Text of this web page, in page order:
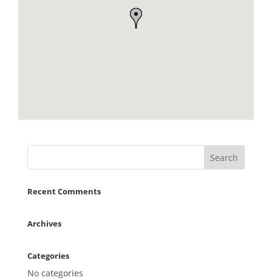
Recent Comments
Archives
Categories
No categories